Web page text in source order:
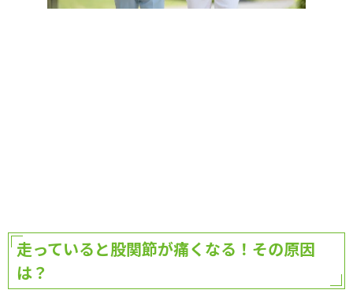
走っていると股関節が痛くなる！その原因
は？